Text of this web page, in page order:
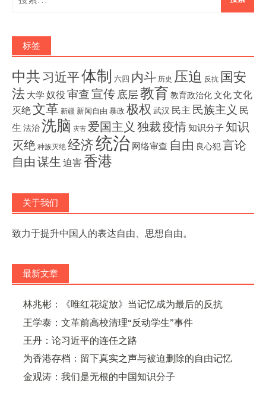
索：
标签
中共习近平体制 六四 内斗 历史 压迫 反抗 国安
法 大学 奴役 审查宣传底层教育 教育政治化文化文化
灭绝文革 新疆 新闻自由 暴政 极权 武汉 民主 民族主义 民
生 法治洗脑 灾害 爱国主义 独裁疫情知识分子 知识
灭绝 种族灭绝 经济统治 网络审查 自由 良心犯言论
自由 谋生 迫害香港
关于我们
致力于提升中国人的表达自由、思想自由。
最新文章
林兆彬：《唯红花绽放》当记忆成为最后的反抗
王学泰：文革前高校清理“反动学生”事件
王丹：论习近平的连任之路
为香港存档：留下真实之声与被迫删除的自由记忆
金观涛：我们是无根的中国知识分子